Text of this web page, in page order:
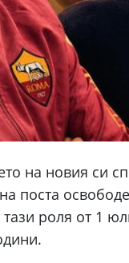
на новия си
поста
роля от 1